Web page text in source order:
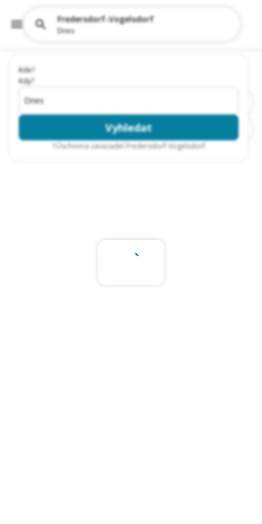
Kde?
Kdy?
Dnes
Vyhledat
Úschovna zavazadel Fredersdorf-Vogelsdorf
Fredersdorf-Vogelsdorf
Dnes